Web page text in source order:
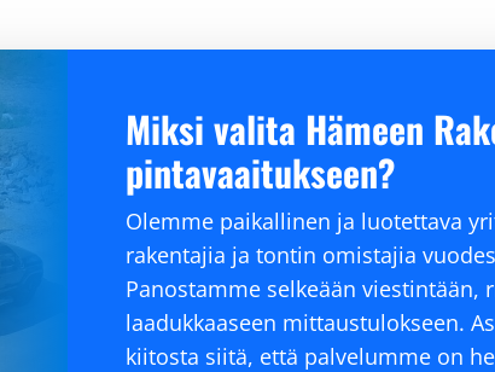
Miksi valita Hämeen
pintavaaitukseen?
Olemme paikallinen ja luotettava
rakentajia ja tontin omistajia
Panostamme selkeään viestintään,
laadukkaaseen mittaustulokseen.
kiitosta siitä, että palvelumme on